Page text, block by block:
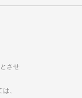
させ
、